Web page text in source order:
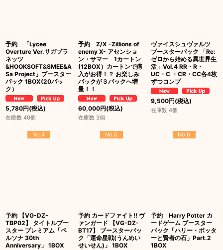
予約 「Lycee
Overture Ver.サガプラ
ネッツ
&HOOKSOFT&SMEE&A
Sa Project」ブースター
パック 1BOX(20パッ
ク）
5,780円(税込)
在庫数 40個
予約 Z/X -Zillions of
enemy X- アセンショ
ン・サマー 1カートン
(12BOX）カートンで購
入がお得！？ お楽しみ
パックが３パックへ増
量！！
60,000円(税込)
在庫数 3個
ヴァイスシュヴァルツ
ブースターパック 「Re:
ゼロから始める異世界生
活」Vol.4 RR・R・
UC・C ・CR・CC各4枚
ずつコンプ
9,500円(税込)
在庫数 4個
No.4
予約 【VG-DZ-
TBP02】 タイトルブー
スター プレミアム「ペ
ルソナ 30th
Anniversary」 1BOX
No.5
予約 カードファイト!! ヴ
ァンガード 【VG-DZ-
BT17】 ブースターパッ
ク「運命星戦(うんめい
せいせん)」 1BOX
No.6
予約 Harry Potter カ
ードゲーム ブースター
パック「ハリー・ポッタ
ーと賢者の石」Part.2
1BOX